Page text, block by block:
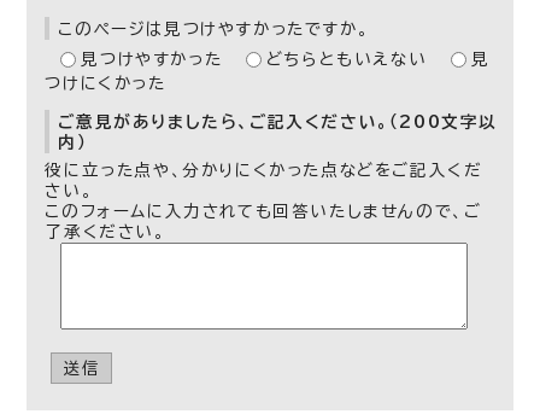
このページは見つけやすかったですか。
見つけやすかった
どちらともいえない
見
つけにくかった
ご意見がありましたら、ご記入ください。（200文字以
内）
役に立った点や、分かりにくかった点などをご記入くだ
さい。
このフォームに入力されても回答いたしませんので、ご
了承ください。
送信